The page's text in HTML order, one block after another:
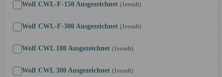
Wolf CWL-F-150 Ausgezeichnet (1result)
Wolf CWL-F-300 Ausgezeichnet (1result)
Wolf CWL 180 Ausgezeichnet (1result)
Wolf CWL 300 Ausgezeichnet (1result)